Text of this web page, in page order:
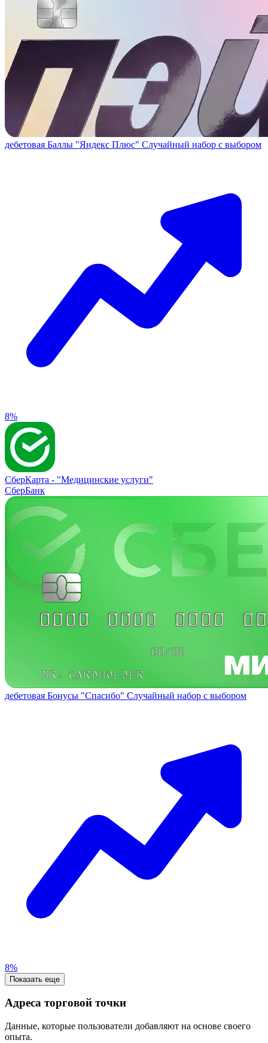
дебетовая Баллы "Яндекс Плюс" Случайный набор с выбором
8%
СберКарта - "Медицинские услуги"
СберБанк
дебетовая Бонусы "Спасибо" Случайный набор с выбором
8%
Показать еще
Адреса торговой точки
Данные, которые пользователи добавляют на основе своего
опыта.